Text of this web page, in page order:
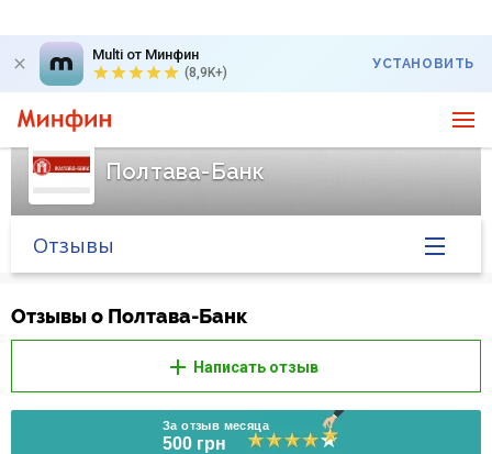
Multi от Минфин
(8,9K+)
УСТАНОВИТЬ
Полтава-Банк
Банк в новостях
Курс валют в банке
Отзывы
Отзывы о Полтава-Банк
За отзыв месяца
500 грн
Написать отзыв